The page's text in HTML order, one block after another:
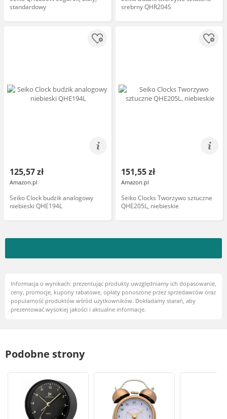
standardowy
srebrny QHR204S
125,57 zł
Amazon.pl
Seiko Clock budzik analogowy
niebieski QHE194L
151,55 zł
Amazon.pl
Seiko Clocks Tworzywo sztuczne
QHE205L, niebieskie
Informacja o wynikach: prezentując produkty uwzględniamy ich dopasowanie,
ceny, promocje, kupony rabatowe, opłaty ponoszone przez sprzedawców oraz
popularność produktów wśród użytkowników. Dokładamy starań, aby
prezentować wysokiej jakości i aktualne informacje.
Podobne strony